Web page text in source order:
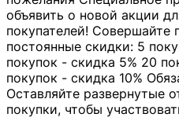
объявить о новой акции
покупателей! Совершайте
постоянные скидки: 5
покупок - скидка 5% 20
покупок - скидка 10%
Оставляйте развернутые
покупки, чтобы